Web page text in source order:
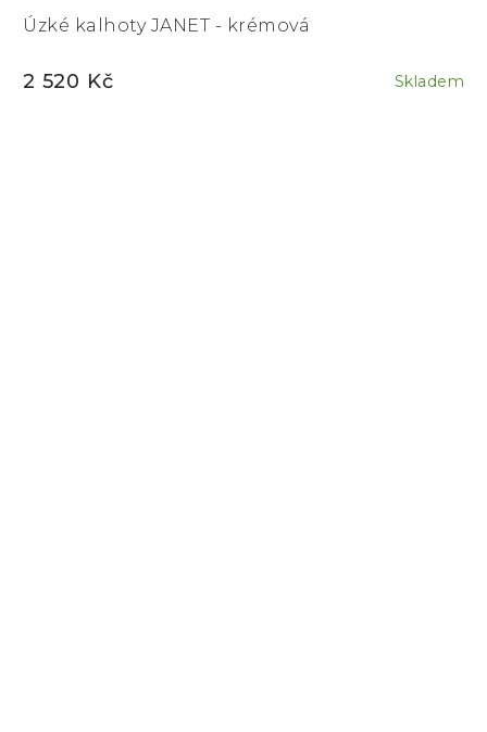
Úzké kalhoty JANET - krémová
Skladem
2 520 Kč